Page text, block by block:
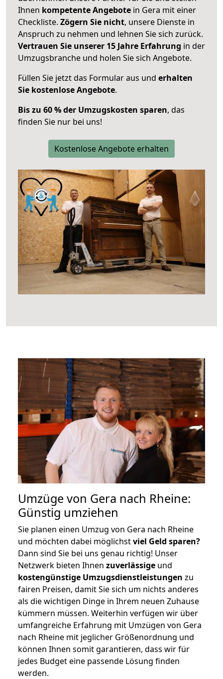
Ihnen kompetente Angebote in Gera mit einer
Checkliste. Zögern Sie nicht, unsere Dienste in
Anspruch zu nehmen und lehnen Sie sich zurück.
Vertrauen Sie unserer 15 Jahre Erfahrung in der
Umzugsbranche und holen Sie sich Angebote.
Füllen Sie jetzt das Formular aus und erhalten
Sie kostenlose Angebote.
Bis zu 60 % der Umzugskosten sparen, das
finden Sie nur bei uns!
Kostenlose Angebote erhalten
Umzüge von Gera nach Rheine:
Günstig umziehen
Sie planen einen Umzug von Gera nach Rheine
und möchten dabei möglichstviel Geld sparen?
Dann sind Sie bei uns genau richtig! Unser
Netzwerk bieten Ihnen zuverlässige und
kostengünstige Umzugsdienstleistungen zu
fairen Preisen, damit Sie sich um nichts anderes
als die wichtigen Dinge in Ihrem neuen Zuhause
kümmern müssen. Weiterhin verfügen wir über
umfangreiche Erfahrung mit Umzügen von Gera
nach Rheine mit jeglicher Größenordnung und
können Ihnen somit garantieren, dass wir für
jedes Budget eine passende Lösung finden
werden.